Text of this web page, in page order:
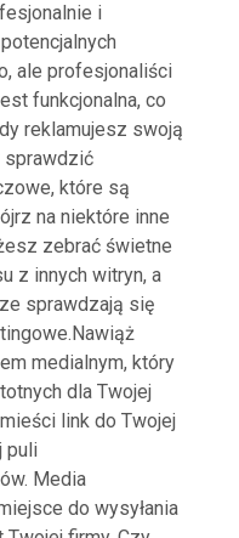
i
ale profesjonaliści
funkcjonalna, co
reklamujesz swoją
sprawdzić
które są
na niektóre inne
zebrać świetne
z innych witryn, a
sprawdzają się
medialnym, który
dla Twojej
link do Twojej
puli
Media
do wysyłania